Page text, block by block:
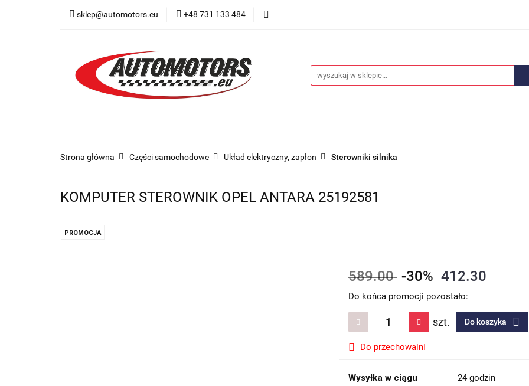
sklep@automotors.eu +48 731 133 484
Części samochodowe
Car audio Nowości
Strona główna Części samochodowe Układ elektryczny, zapłon Sterowniki silnika
KOMPUTER STEROWNIK OPEL ANTARA 25192581
PROMOCJA
589.00 -30% 412.30
Do końca promocji pozostało:
szt. Do koszyka
Do przechowalni
Wysyłka w ciągu 24 godzin